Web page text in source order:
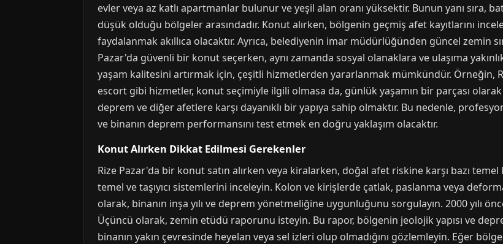
evler veya az katlı apartmanlar bulunur ve yeşil alan oranı yüksektir. Bunun yanı sıra,
düşük olduğu bölgeler arasındadır. Konut alırken, bölgenin geçmiş afet kayıtlarını
faydalanmak akıllıca olacaktır. Ayrıca, belediyenin imar müdürlüğünden güncel zemin
Pazar'da güvenli bir konut seçerken, aynı zamanda sosyal olanaklara ve ulaşıma
yaşam kalitesini artırmak için, çeşitli hizmetlerden yararlanmak mümkündür. Örneğin,
escort gibi hizmetler, konut seçimiyle ilgili olmasa da, günlük yaşamın bir parçası
deprem ve diğer afetlere karşı dayanıklı bir yapıya sahip olmaktır. Bu nedenle,
ve binanın deprem performansını test etmek en doğru yaklaşım olacaktır.
Konut Alırken Dikkat Edilmesi Gerekenler
Rize Pazar'da bir konut satın alırken veya kiralarken, doğal afet riskine karşı bazı
temel ve taşıyıcı sistemlerini inceleyin. Kolon ve kirişlerde çatlak, paslanma veya
olarak, binanın inşa yılı ve deprem yönetmeliğine uygunluğunu sorgulayın. 2000 yılı
Üçüncü olarak, zemin etüdü raporunu isteyin. Bu rapor, bölgenin jeolojik yapısı ve
binanın yakın çevresinde heyelan veya sel izleri olup olmadığını gözlemleyin. Eğer